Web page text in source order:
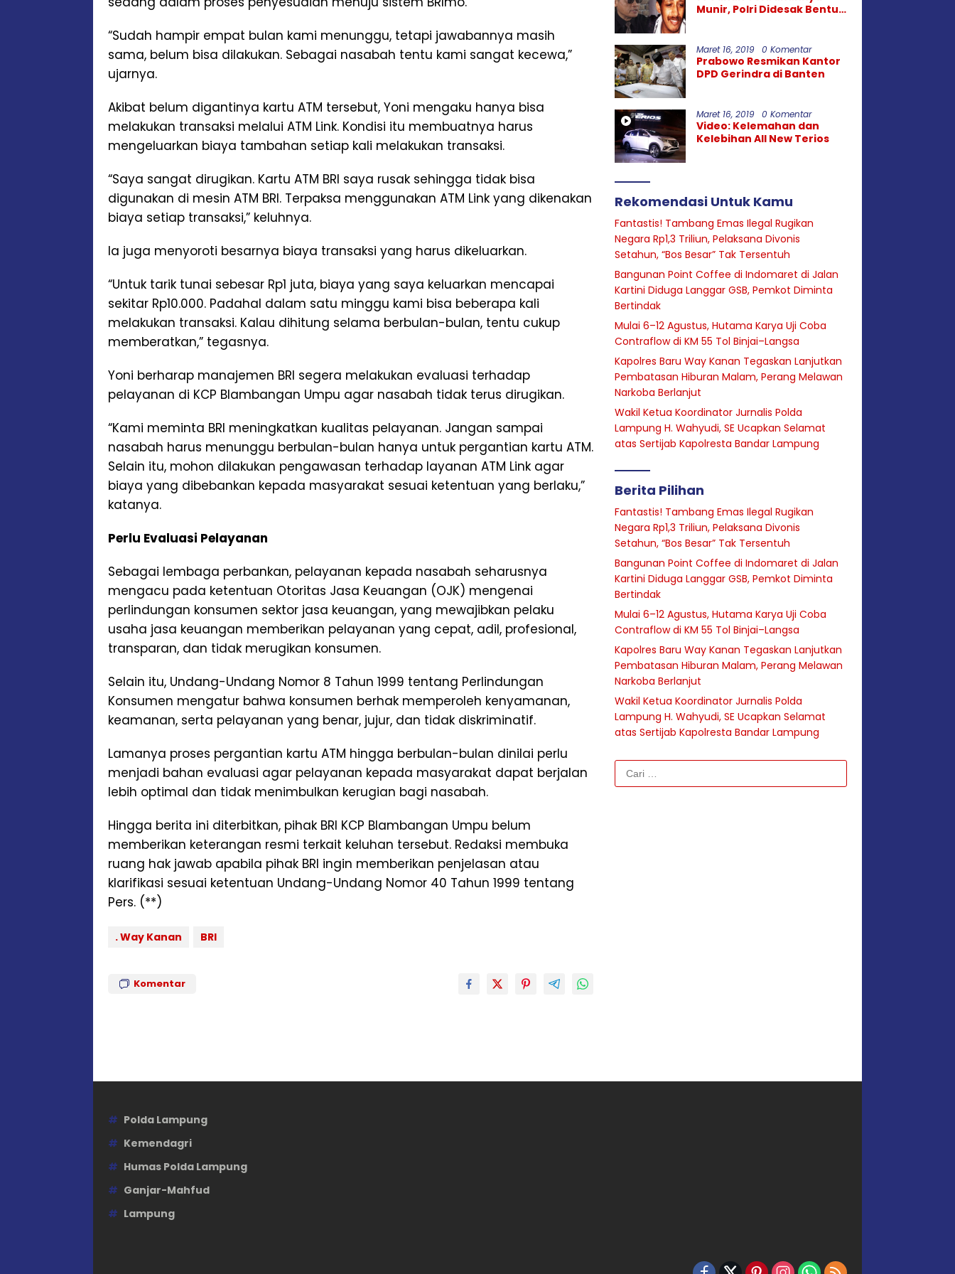
“Sudah hampir empat bulan kami menunggu, tetapi jawabannya masih
sama, belum bisa dilakukan. Sebagai nasabah tentu kami sangat kecewa,”
ujarnya.
Akibat belum digantinya kartu ATM tersebut, Yoni mengaku hanya bisa
melakukan transaksi melalui ATM Link. Kondisi itu membuatnya harus
mengeluarkan biaya tambahan setiap kali melakukan transaksi.
“Saya sangat dirugikan. Kartu ATM BRI saya rusak sehingga tidak bisa
digunakan di mesin ATM BRI. Terpaksa menggunakan ATM Link yang dikenakan
biaya setiap transaksi,” keluhnya.
Ia juga menyoroti besarnya biaya transaksi yang harus dikeluarkan.
“Untuk tarik tunai sebesar Rp1 juta, biaya yang saya keluarkan mencapai
sekitar Rp10.000. Padahal dalam satu minggu kami bisa beberapa kali
melakukan transaksi. Kalau dihitung selama berbulan-bulan, tentu cukup
memberatkan,” tegasnya.
Yoni berharap manajemen BRI segera melakukan evaluasi terhadap
pelayanan di KCP Blambangan Umpu agar nasabah tidak terus dirugikan.
“Kami meminta BRI meningkatkan kualitas pelayanan. Jangan sampai
nasabah harus menunggu berbulan-bulan hanya untuk pergantian kartu ATM.
Selain itu, mohon dilakukan pengawasan terhadap layanan ATM Link agar
biaya yang dibebankan kepada masyarakat sesuai ketentuan yang berlaku,”
katanya.
Perlu Evaluasi Pelayanan
Sebagai lembaga perbankan, pelayanan kepada nasabah seharusnya
mengacu pada ketentuan Otoritas Jasa Keuangan (OJK) mengenai
perlindungan konsumen sektor jasa keuangan, yang mewajibkan pelaku
usaha jasa keuangan memberikan pelayanan yang cepat, adil, profesional,
transparan, dan tidak merugikan konsumen.
Selain itu, Undang-Undang Nomor 8 Tahun 1999 tentang Perlindungan
Konsumen mengatur bahwa konsumen berhak memperoleh kenyamanan,
keamanan, serta pelayanan yang benar, jujur, dan tidak diskriminatif.
Lamanya proses pergantian kartu ATM hingga berbulan-bulan dinilai perlu
menjadi bahan evaluasi agar pelayanan kepada masyarakat dapat berjalan
lebih optimal dan tidak menimbulkan kerugian bagi nasabah.
Hingga berita ini diterbitkan, pihak BRI KCP Blambangan Umpu belum
memberikan keterangan resmi terkait keluhan tersebut. Redaksi membuka
ruang hak jawab apabila pihak BRI ingin memberikan penjelasan atau
klarifikasi sesuai ketentuan Undang-Undang Nomor 40 Tahun 1999 tentang
Pers. (**)
. Way Kanan BRI
Komentar
Munir, Polri Didesak Bentuk
Maret 16, 2019 0 Komentar
Prabowo Resmikan Kantor
DPD Gerindra di Banten
Maret 16, 2019 0 Komentar
Video: Kelemahan dan
Kelebihan All New Terios
Rekomendasi Untuk Kamu
Fantastis! Tambang Emas Ilegal Rugikan
Negara Rp1,3 Triliun, Pelaksana Divonis
Setahun, “Bos Besar” Tak Tersentuh
Bangunan Point Coffee di Indomaret di Jalan
Kartini Diduga Langgar GSB, Pemkot Diminta
Bertindak
Mulai 6–12 Agustus, Hutama Karya Uji Coba
Contraflow di KM 55 Tol Binjai–Langsa
Kapolres Baru Way Kanan Tegaskan Lanjutkan
Pembatasan Hiburan Malam, Perang Melawan
Narkoba Berlanjut
Wakil Ketua Koordinator Jurnalis Polda
Lampung H. Wahyudi, SE Ucapkan Selamat
atas Sertijab Kapolresta Bandar Lampung
Berita Pilihan
Fantastis! Tambang Emas Ilegal Rugikan
Negara Rp1,3 Triliun, Pelaksana Divonis
Setahun, “Bos Besar” Tak Tersentuh
Bangunan Point Coffee di Indomaret di Jalan
Kartini Diduga Langgar GSB, Pemkot Diminta
Bertindak
Mulai 6–12 Agustus, Hutama Karya Uji Coba
Contraflow di KM 55 Tol Binjai–Langsa
Kapolres Baru Way Kanan Tegaskan Lanjutkan
Pembatasan Hiburan Malam, Perang Melawan
Narkoba Berlanjut
Wakil Ketua Koordinator Jurnalis Polda
Lampung H. Wahyudi, SE Ucapkan Selamat
atas Sertijab Kapolresta Bandar Lampung
Cari
untuk:
Polda Lampung
Kemendagri
Humas Polda Lampung
Ganjar-Mahfud
Lampung